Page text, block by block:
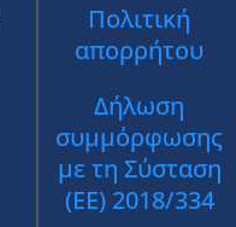
Πολιτική
απορρήτου
Δήλωση
συμμόρφωσης
με τη Σύσταση
(ΕΕ) 2018/334